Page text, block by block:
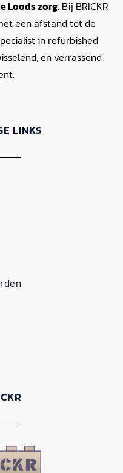
Loods zorg. Bij BRICKR
een afstand tot de
in refurbished
en verrassend
LINKS